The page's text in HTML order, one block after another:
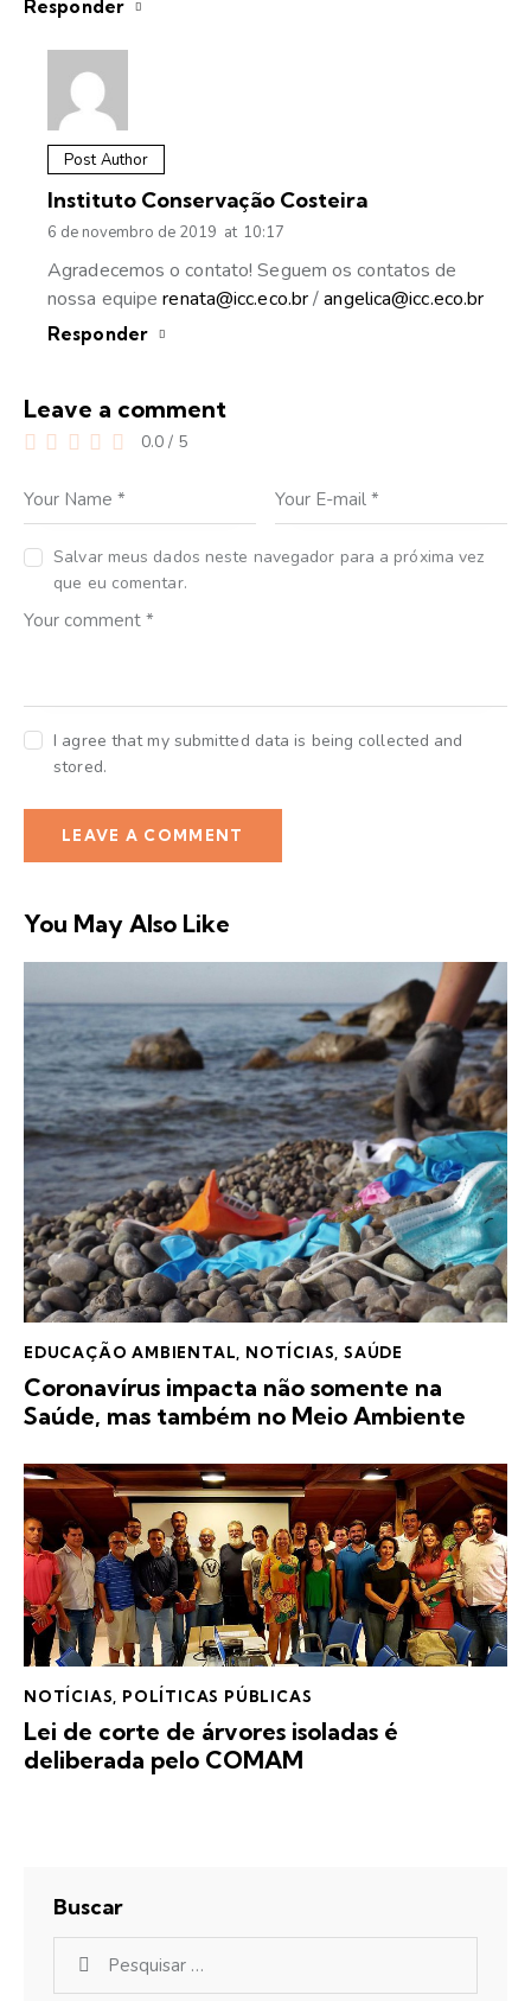
Responder
Post Author
Instituto Conservação Costeira
6 de novembro de 2019 at 10:17
Agradecemos o contato! Seguem os contatos de
nossa equiperenata@icc.eco.br/angelica@icc.eco.br
Responder
Leave a comment
0.0 / 5
Salvar meus dados neste navegador para a próxima vez
que eu comentar.
I agree that my submitted data is being collected and
stored.
You May Also Like
EDUCAÇÃO AMBIENTAL, NOTÍCIAS,SAÚDE
Coronavírus impacta não somente na
Saúde, mas também no Meio Ambiente
NOTÍCIAS, POLÍTICAS PÚBLICAS
Lei de corte de árvores isoladas é
deliberada pelo COMAM
Buscar